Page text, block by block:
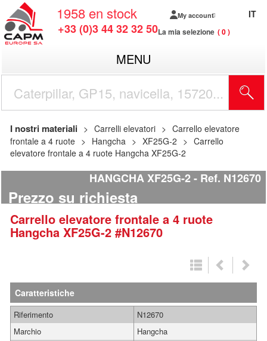
1958 en stock
+33 (0)3 44 32 32 50
My account
La mia selezione 0
IT
MENU
I nostri materiali Carrelli elevatori
Carrello elevatore
frontale a 4 ruote
Hangcha XF25G-2
Carrello
elevatore frontale a 4 ruote Hangcha XF25G-2
HANGCHA XF25G-2 Ref. N12670
Prezzo su richiesta
Carrello elevatore frontale a 4 ruote
Hangcha XF25G-2 #N12670
Caratteristiche
Riferimento
N12670
Marchio
Hangcha